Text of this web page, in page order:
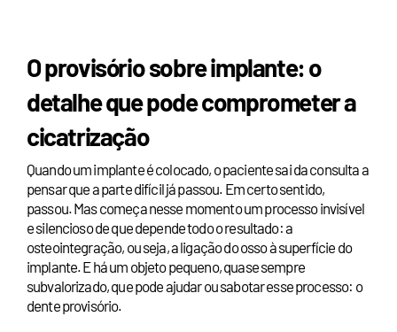
O provisório sobre implante: o
detalhe que pode comprometer a
cicatrização
Quando um implante é colocado, o paciente sai da consulta a
pensar que a parte difícil já passou. Em certo sentido,
passou. Mas começa nesse momento um processo invisível
e silencioso de que depende todo o resultado: a
osteointegração, ou seja, a ligação do osso à superfície do
implante. E há um objeto pequeno, quase sempre
subvalorizado, que pode ajudar ou sabotar esse processo: o
dente provisório.